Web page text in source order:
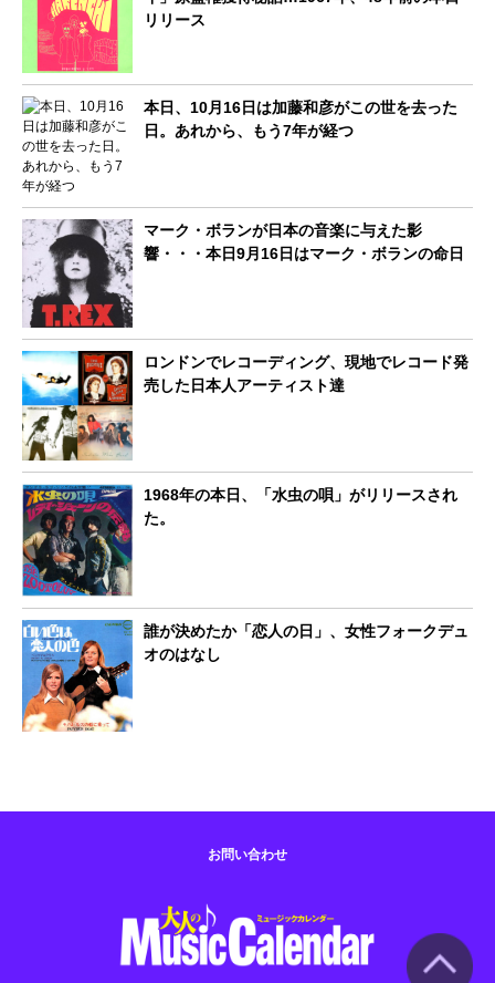
リリース
本日、10月16日は加藤和彦がこの世を去った
日。あれから、もう7年が経つ
マーク・ボランが日本の音楽に与えた影
響・・・本日9月16日はマーク・ボランの命日
ロンドンでレコーディング、現地でレコード発
売した日本人アーティスト達
1968年の本日、「水虫の唄」がリリースされ
た。
誰が決めたか「恋人の日」、女性フォークデュ
オのはなし
お問い合わせ